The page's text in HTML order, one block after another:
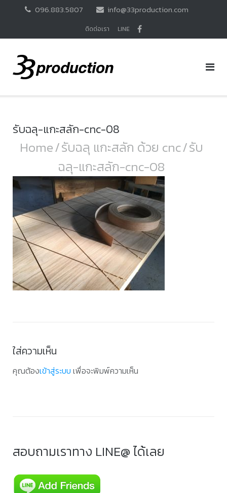
096.883.5807 info@33production.com
ติดต่อเรา LINE
รับฉลุ-แกะสลัก-cnc-08
Home/รับฉลุ แกะสลัก ด้วย cnc/รับ
ฉลุ-แกะสลัก-cnc-08
ใส่ความเห็น
คุณต้องเข้าสู่ระบบ เพื่อจะพิมพ์ความเห็น
สอบถามเราทาง LINE@ ได้เลย